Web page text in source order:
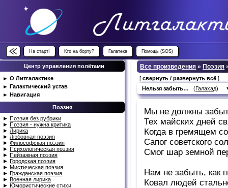
На старт! Кто на борту? Галатека Помощь (SOS)
Центр управления полётами
► О Литгалактике
► Галактический устав
► Навигация
Поэзия
► Поэзия без рубрики
► Поэзия - нужна критика
► Лирика
► Любовная поэзия
► Философская поэзия
► Психологическая поэзия
► Пейзажная поэзия
► Городская поэзия
► Мистическая поэзия
► Гражданская поэзия
► Военная лирика
► Юмористические стихи
Все произведения » Поэзия
[свернуть / развернуть всё ]
Нельзя забыть…
(Галахад)
Мы не должны
Тех майских дней
Когда в гремящем
Сапог советского
Смог шар земной
Нам не забыть, как
Ковал людей